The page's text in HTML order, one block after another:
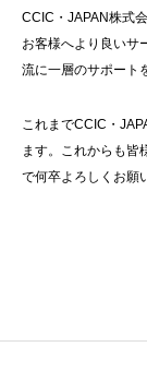
CCIC・JAPAN株式
お客様へより良いサ
流に一層のサポート
これまでCCIC・
ます。これからも皆
で何卒よろしくお願